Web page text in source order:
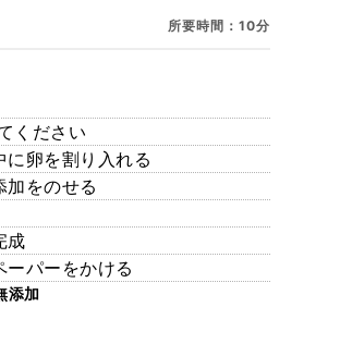
所要時間：10分
ください
卵を割り入れる
をのせる
成
パーをかける
添加